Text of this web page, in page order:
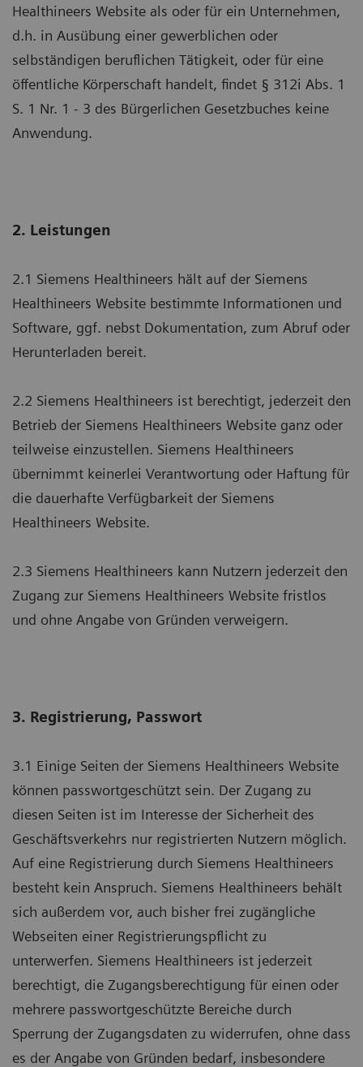
Healthineers Website als oder für ein Unternehmen,
d.h. in Ausübung einer gewerblichen oder
selbständigen beruflichen Tätigkeit, oder für eine
öffentliche Körperschaft handelt, findet § 312i Abs. 1
S. 1 Nr. 1 - 3 des Bürgerlichen Gesetzbuches keine
Anwendung.
2. Leistungen
2.1 Siemens Healthineers hält auf der Siemens
Healthineers Website bestimmte Informationen und
Software, ggf. nebst Dokumentation, zum Abruf oder
Herunterladen bereit.
2.2 Siemens Healthineers ist berechtigt, jederzeit den
Betrieb der Siemens Healthineers Website ganz oder
teilweise einzustellen. Siemens Healthineers
übernimmt keinerlei Verantwortung oder Haftung für
die dauerhafte Verfügbarkeit der Siemens
Healthineers Website.
2.3 Siemens Healthineers kann Nutzern jederzeit den
Zugang zur Siemens Healthineers Website fristlos
und ohne Angabe von Gründen verweigern.
3. Registrierung, Passwort
3.1 Einige Seiten der Siemens Healthineers Website
können passwortgeschützt sein. Der Zugang zu
diesen Seiten ist im Interesse der Sicherheit des
Geschäftsverkehrs nur registrierten Nutzern möglich.
Auf eine Registrierung durch Siemens Healthineers
besteht kein Anspruch. Siemens Healthineers behält
sich außerdem vor, auch bisher frei zugängliche
Webseiten einer Registrierungspflicht zu
unterwerfen. Siemens Healthineers ist jederzeit
berechtigt, die Zugangsberechtigung für einen oder
mehrere passwortgeschützte Bereiche durch
Sperrung der Zugangsdaten zu widerrufen, ohne dass
es der Angabe von Gründen bedarf, insbesondere